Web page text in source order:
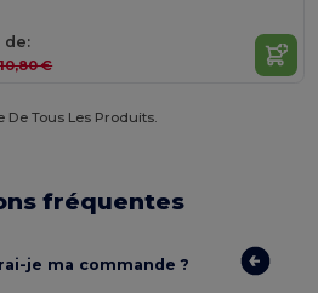
de:
10,80 €
De Tous Les Produits.
fréquentes
je ma commande ?